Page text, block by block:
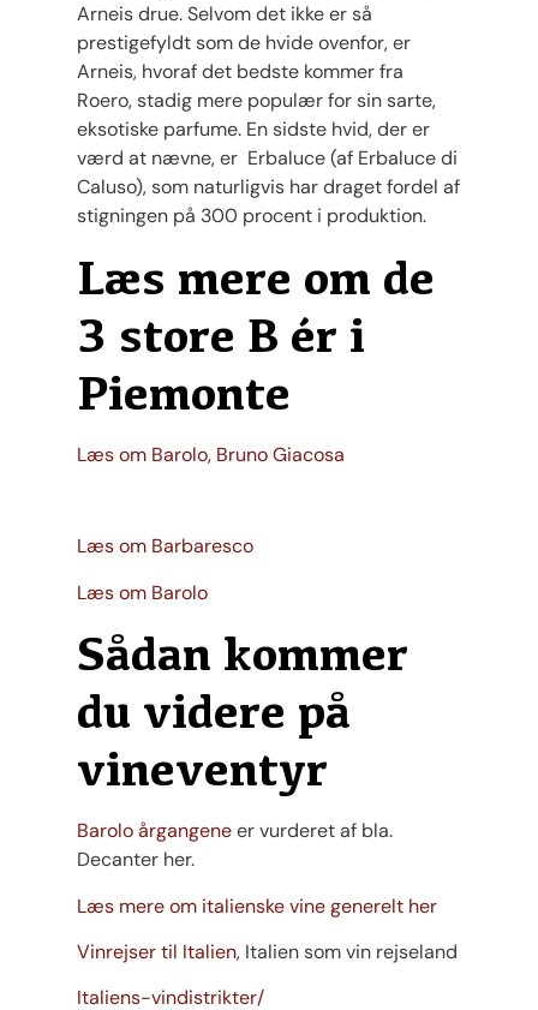
Arneis drue. Selvom det ikke er så
prestigefyldt som de hvide ovenfor, er
Arneis, hvoraf det bedste kommer fra
Roero, stadig mere populær for sin sarte,
eksotiske parfume. En sidste hvid, der er
værd at nævne, er Erbaluce (af Erbaluce di
Caluso), som naturligvis har draget fordel af
stigningen på 300 procent i produktion.
Læs mere om de
3 store B ér i
Piemonte
Læs om Barolo, Bruno Giacosa
Læs om Barbaresco
Læs om Barolo
Sådan kommer
du videre på
vineventyr
Barolo årgangeneer vurderet af bla.
Decanter her.
Læs mere om italienske vine generelt her
Vinrejser til Italien, Italien som vin rejseland
Italiens-vindistrikter/